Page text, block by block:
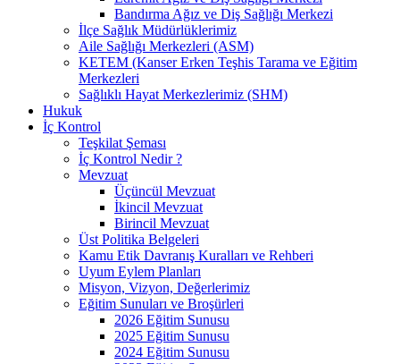
Bandırma Ağız ve Diş Sağlığı Merkezi
İlçe Sağlık Müdürlüklerimiz
Aile Sağlığı Merkezleri (ASM)
KETEM (Kanser Erken Teşhis Tarama ve Eğitim
Merkezleri
Sağlıklı Hayat Merkezlerimiz (SHM)
Hukuk
İç Kontrol
Teşkilat Şeması
İç Kontrol Nedir ?
Mevzuat
Üçüncül Mevzuat
İkincil Mevzuat
Birincil Mevzuat
Üst Politika Belgeleri
Kamu Etik Davranış Kuralları ve Rehberi
Uyum Eylem Planları
Misyon, Vizyon, Değerlerimiz
Eğitim Sunuları ve Broşürleri
2026 Eğitim Sunusu
2025 Eğitim Sunusu
2024 Eğitim Sunusu